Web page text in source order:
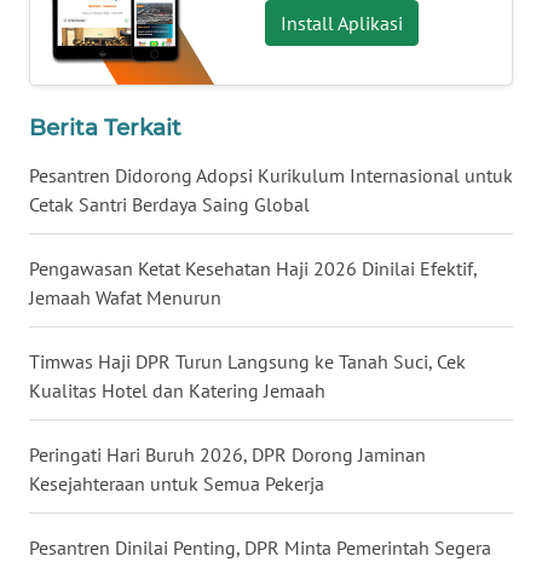
Install Aplikasi
Berita Terkait
Pesantren Didorong Adopsi Kurikulum Internasional untuk
Cetak Santri Berdaya Saing Global
Pengawasan Ketat Kesehatan Haji 2026 Dinilai Efektif,
Jemaah Wafat Menurun
Timwas Haji DPR Turun Langsung ke Tanah Suci, Cek
Kualitas Hotel dan Katering Jemaah
Peringati Hari Buruh 2026, DPR Dorong Jaminan
Kesejahteraan untuk Semua Pekerja
Pesantren Dinilai Penting, DPR Minta Pemerintah Segera
WN
TAPANULI
SELATAN
TANJUNG
LESUNG
WN
KARO
WN
SIMALUNGUN
WN
LABUHANBATU
WN